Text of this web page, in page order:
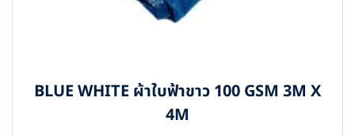
BLUE WHITE ผ้าใบฟ้าขาว 100 GSM 3M X
4M